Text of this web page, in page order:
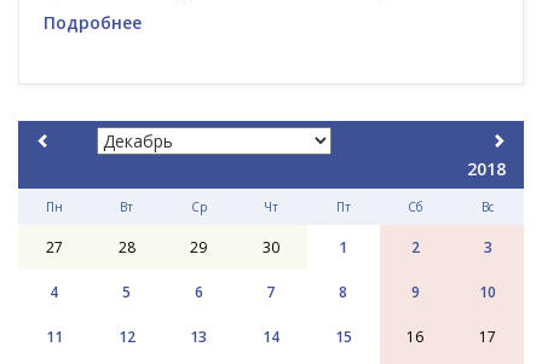
Подробнее
2018
Пн Вт Ср Чт Пт Сб Вс
27 28 29 30 1 2 3
4 5 6 7 8 9 10
11 12 13 14 15 16 17